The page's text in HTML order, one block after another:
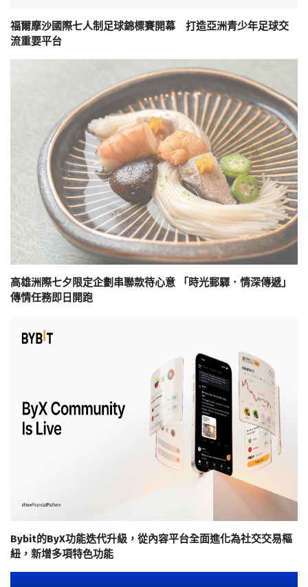
福爾摩沙國際七人制足球錦標賽開幕 打造亞洲青少年足球交
流重要平台
高雄洲際七夕限定企劃串聯款待心意 「時光郵驛．情深傳遞」
傳情任務即日開跑
Bybit的ByX功能迭代升級，從內容平台全面進化為社交交易樞
紐，新增多項特色功能